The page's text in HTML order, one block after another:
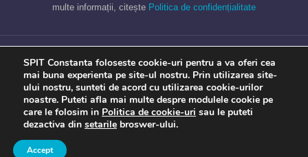
multe informații, citește Politica de confidențialitate
Taxe Constanta
TU contezi Opinia ta Apel gratuit Newsletter
SPIT Constanta foloseste cookie-uri pentru a va oferi cea
mai buna experienta pe site-ul nostru. Prin utilizarea site-
ului nostru, sunteti de acord cu utilizarea cookie-urilor
noastre. Puteti afla mai multe despre modulele cookie pe
care le folosim in Politica de cookie-uri sau le puteti
dezactiva din setarile broswer-ului.
Accept